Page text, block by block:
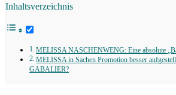
Inhaltsverzeichnis
MELISSA NASCHENWENG: Eine absolute
MELISSA in Sachen Promotion besser
GABALIER?